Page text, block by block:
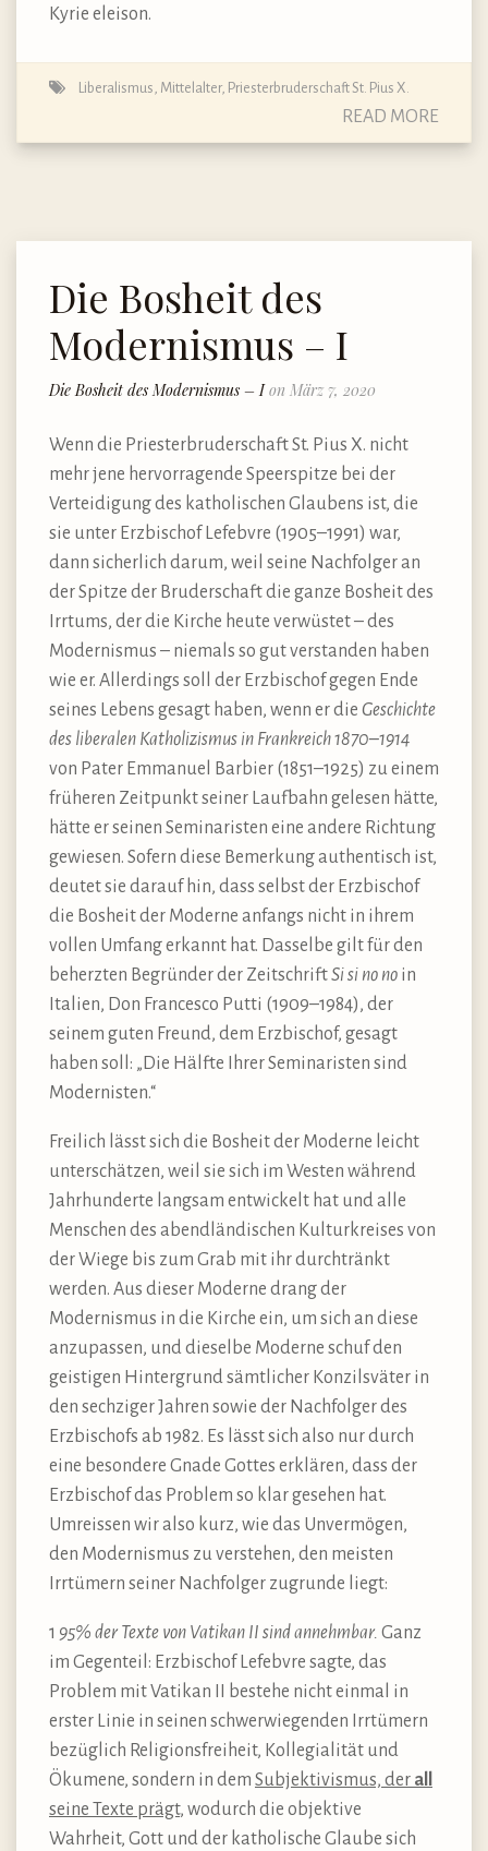
Kyrie eleison.
Liberalismus Mittelalter, Priesterbruderschaft St. Pius X.
READ MORE
Die Bosheit des
Modernismus – I
Die Bosheit des Modernismus – Ion März 7, 2020
Wenn die Priesterbruderschaft St. Pius X. nicht
mehr jene hervorragende Speerspitze bei der
Verteidigung des katholischen Glaubens ist, die
sie unter Erzbischof Lefebvre (1905–1991) war,
dann sicherlich darum, weil seine Nachfolger an
der Spitze der Bruderschaft die ganze Bosheit des
Irrtums, der die Kirche heute verwüstet – des
Modernismus – niemals so gut verstanden haben
wie er. Allerdings soll der Erzbischof gegen Ende
seines Lebens gesagt haben, wenn er die Geschichte
des liberalen Katholizismus in Frankreich 1870–1914
von Pater Emmanuel Barbier (1851–1925) zu einem
früheren Zeitpunkt seiner Laufbahn gelesen hätte,
hätte er seinen Seminaristen eine andere Richtung
gewiesen. Sofern diese Bemerkung authentisch ist,
deutet sie darauf hin, dass selbst der Erzbischof
die Bosheit der Moderne anfangs nicht in ihrem
vollen Umfang erkannt hat. Dasselbe gilt für den
beherzten Begründer der ZeitschriftSi si no no in
Italien, Don Francesco Putti (1909–1984), der
seinem guten Freund, dem Erzbischof, gesagt
haben soll: „Die Hälfte Ihrer Seminaristen sind
Modernisten.“
Freilich lässt sich die Bosheit der Moderne leicht
unterschätzen, weil sie sich im Westen während
Jahrhunderte langsam entwickelt hat und alle
Menschen des abendländischen Kulturkreises von
der Wiege bis zum Grab mit ihr durchtränkt
werden. Aus dieser Moderne drang der
Modernismus in die Kirche ein, um sich an diese
anzupassen, und dieselbe Moderne schuf den
geistigen Hintergrund sämtlicher Konzilsväter in
den sechziger Jahren sowie der Nachfolger des
Erzbischofs ab 1982. Es lässt sich also nur durch
eine besondere Gnade Gottes erklären, dass der
Erzbischof das Problem so klar gesehen hat.
Umreissen wir also kurz, wie das Unvermögen,
den Modernismus zu verstehen, den meisten
Irrtümern seiner Nachfolger zugrunde liegt:
1 95% der Texte von Vatikan II sind annehmbar. Ganz
im Gegenteil: Erzbischof Lefebvre sagte, das
Problem mit Vatikan II bestehe nicht einmal in
erster Linie in seinen schwerwiegenden Irrtümern
bezüglich Religionsfreiheit, Kollegialität und
Ökumene, sondern in dem Subjektivismus, der all
seine Texte prägt, wodurch die objektive
Wahrheit, Gott und der katholische Glaube sich